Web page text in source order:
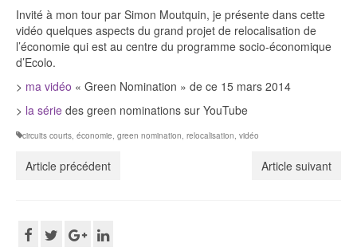
Invité à mon tour par Simon Moutquin, je présente dans cette
vidéo quelques aspects du grand projet de relocalisation de
l’économie qui est au centre du programme socio-économique
d’Ecolo.
> ma vidéo « Green Nomination » de ce 15 mars 2014
> la série des green nominations sur YouTube
circuits courts, économie, green nomination, relocalisation, vidéo
Article précédent Article suivant